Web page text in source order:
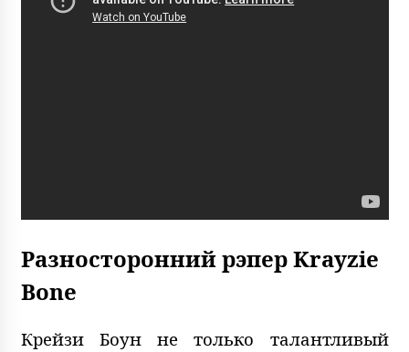
Разносторонний рэпер Krayzie
Bone
Крейзи Боун не только талантливый